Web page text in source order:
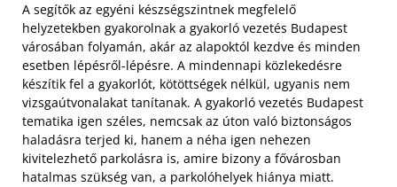
A segítők az egyéni készségszintnek megfelelő
helyzetekben gyakorolnak a gyakorló vezetés Budapest
városában folyamán, akár az alapoktól kezdve és minden
esetben lépésről-lépésre. A mindennapi közlekedésre
készítik fel a gyakorlót, kötöttségek nélkül, ugyanis nem
vizsgaútvonalakat tanítanak. A gyakorló vezetés Budapest
tematika igen széles, nemcsak az úton való biztonságos
haladásra terjed ki, hanem a néha igen nehezen
kivitelezhető parkolásra is, amire bizony a fővárosban
hatalmas szükség van, a parkolóhelyek hiánya miatt.